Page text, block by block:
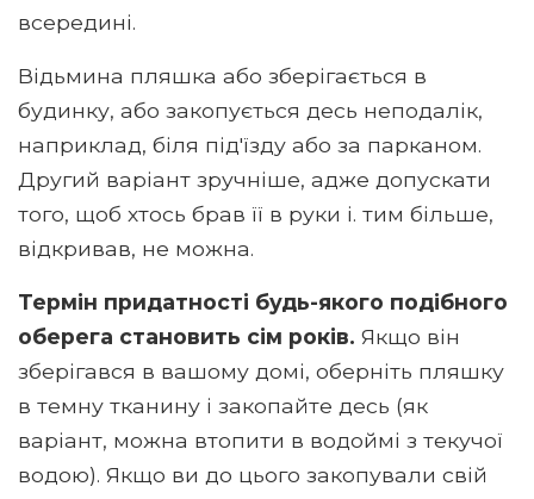
всередині.
Відьмина пляшка або зберігається в
будинку, або закопується десь неподалік,
наприклад, біля під'їзду або за парканом.
Другий варіант зручніше, адже допускати
того, щоб хтось брав її в руки і. тим більше,
відкривав, не можна.
Термін придатності будь-якого подібного
оберега становить сім років. Якщо він
зберігався в вашому домі, оберніть пляшку
в темну тканину і закопайте десь (як
варіант, можна втопити в водоймі з текучої
водою). Якщо ви до цього закопували свій